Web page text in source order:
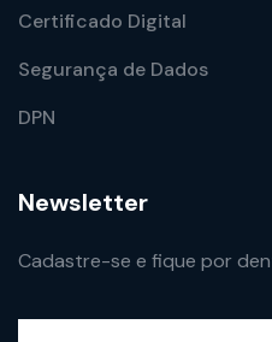
Certificado Digital
Segurança de Dados
DPN
Newsletter
Cadastre-se e fique por